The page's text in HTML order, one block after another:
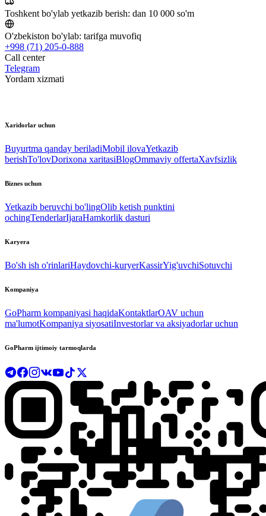
Toshkent bo'ylab yetkazib berish: dan 10 000 so'm
O'zbekiston bo'ylab: tarifga muvofiq
+998 (71) 205-0-888
Call center
Telegram
Yordam xizmati
Xaridorlar uchun
Buyurtma qanday beriladiMobil ilovaYetkazib
berishTo'lovDorixona xaritasiBlogOmmaviy offertaXavfsizlik
Biznes uchun
Yetkazib beruvchi bo'lingOlib ketish punktini
ochingTenderlarIjaraHamkorlik dasturi
Karyera
Bo'sh ish o'rinlariHaydovchi-kuryerKassirYig'uvchiSotuvchi
Kompaniya
GoPharm kompaniyasi haqidaKontaktlarOAV uchun
ma'lumotKompaniya siyosatiInvestorlar va aksiyadorlar uchun
GoPharm ijtimoiy tarmoqlarda